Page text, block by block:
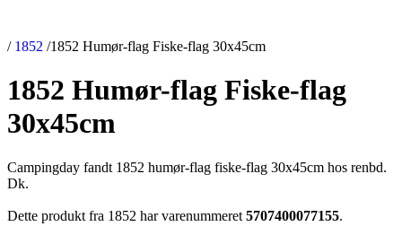
/ 1852 /1852 Humør-flag Fiske-flag 30x45cm
1852 Humør-flag Fiske-flag
30x45cm
Campingday fandt 1852 humør-flag fiske-flag 30x45cm hos renbd.
Dk.
Dette produkt fra 1852 har varenummeret 5707400077155.